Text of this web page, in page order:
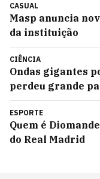
CASUAL
Masp anuncia
da instituição
CIÊNCIA
Ondas gigantes
perdeu grande
ESPORTE
Quem é
do Real Madrid